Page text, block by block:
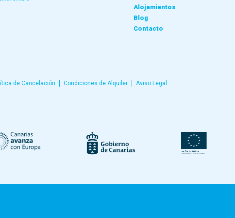
Alojamientos
Blog
Contacto
de Cancelación Condiciones de Alquiler Aviso Legal